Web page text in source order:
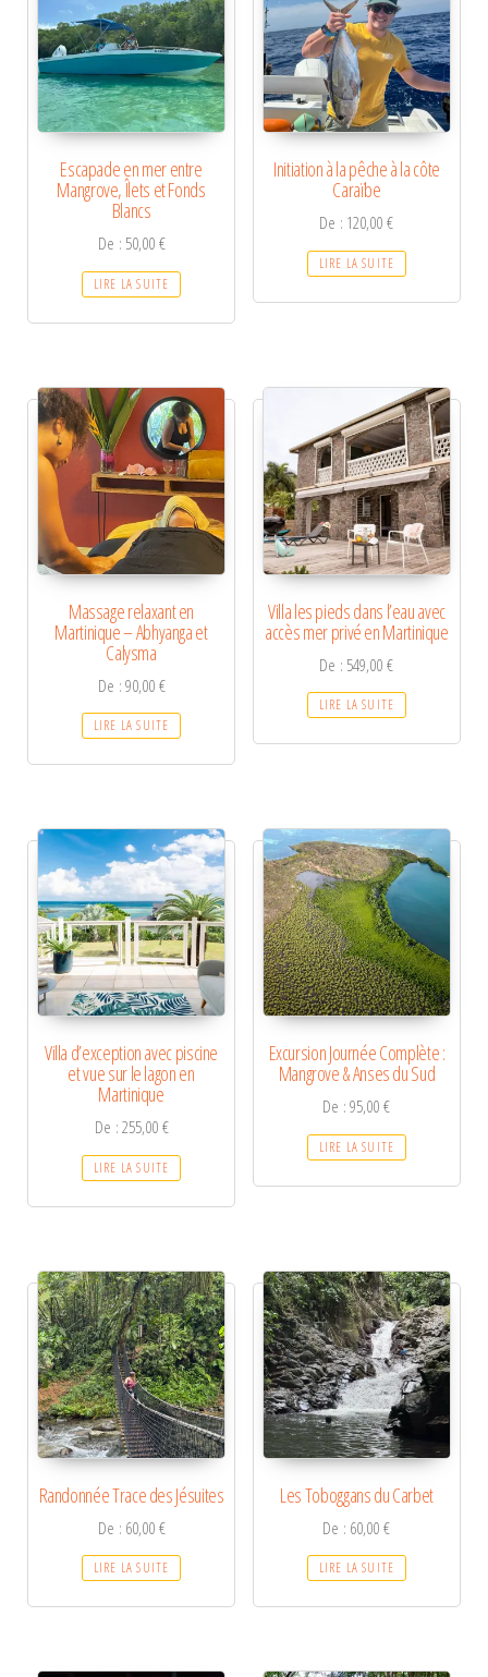
Escapade en mer entre
Mangrove, Îlets et Fonds
Blancs
De : 50,00€
LIRE LA SUITE
Initiation à la pêche à la côte
Caraïbe
De : 120,00€
LIRE LA SUITE
Massage relaxant en
Martinique – Abhyanga et
Calysma
De :90,00€
LIRE LA SUITE
Villa les pieds dans l’eau avec
accès mer privé en Martinique
De : 549,00€
LIRE LA SUITE
Villa d’exception avec piscine
et vue sur le lagon en
Martinique
De :255,00€
LIRE LA SUITE
Excursion Journée Complète :
Mangrove & Anses du Sud
De :95,00€
LIRE LA SUITE
Randonnée Trace des Jésuites
De : 60,00€
LIRE LA SUITE
Les Toboggans du Carbet
De : 60,00€
LIRE LA SUITE